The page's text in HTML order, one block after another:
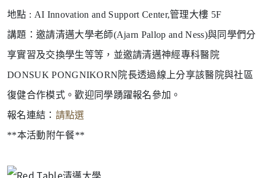
地點 : AI Innovation and Support Center,管理大樓 5F
講題： 邀請清邁大學老師(Ajarn Pallop and Ness)與同學們分
享實習及交換學生等等，並邀請清邁神經專科醫院
DONSUK PONGNIKORN院長透過線上分享該醫院與社區
復健合作模式。歡迎同學踴躍報名參加。
報名連結： 請點選
**本活動附午餐**